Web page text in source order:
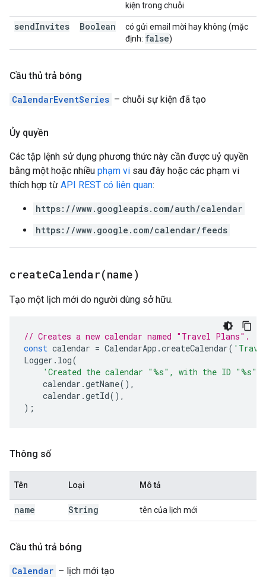
kiện trong chuỗi
sendInvites Boolean
có gửi email mời hay không (mặc
định: false)
Cầu thủ trả bóng
CalendarEventSeries – chuỗi sự kiện đã tạo
Ủy quyền
Các tập lệnh sử dụng phương thức này cần được uỷ quyền
bằng một hoặc nhiều phạm vi sau đây hoặc các phạm vi
thích hợp từ API REST có liên quan:
https://www.googleapis.com/auth/calendar
https://www.google.com/calendar/feeds
createCalendar(name)
Tạo một lịch mới do người dùng sở hữu.
// Creates a new calendar named "Travel Plans".
const calendar = CalendarApp .createCalendar(
Logger . log(
'Created the calendar "%s", with the ID
calendar .getName(),
calendar .getId(),
);
Thông số
Tên Loại Mô tả
name String tên của lịch mới
Cầu thủ trả bóng
Calendar – lịch mới tạo